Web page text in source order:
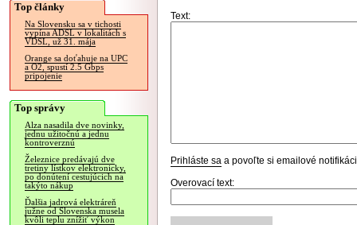
Top články
Na Slovensku sa v tichosti
vypína ADSL v lokalitách s
VDSL, už 31. mája
Orange sa doťahuje na UPC
a O2, spustí 2.5 Gbps
pripojenie
Top správy
Alza nasadila dve novinky,
jednu užitočnú a jednu
kontroverznú
Železnice predávajú dve
tretiny lístkov elektronicky,
po donútení cestujúcich na
takýto nákup
Ďalšia jadrová elektráreň
južne od Slovenska musela
kvôli teplu znížiť výkon
Text:
Prihláste sa a povoľte si emailové
Overovací text: